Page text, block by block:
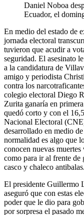
Daniel Noboa
Ecuador, el
En medio del estado de
jornada electoral
tuvieron que acudir a
seguridad. El asesinato
a la candidatura de
amigo y periodista
contra los
colegio electoral Diego
Zurita ganaría en
quedó corto y con el
Nacional Electoral
desarrollado en medio
normalidad es algo que
conocen nuevas
como para ir al frente de
casco y chaleco antibalas.
El presidente Guillermo
aseguró que con estas
poder que le dio para
por sorpresa el pasado